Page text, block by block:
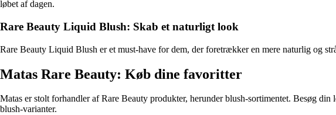
løbet af dagen.
Rare Beauty Liquid Blush: Skab et naturligt look
Rare Beauty Liquid Blush er et must-have for dem, der foretrækker en mere naturlig og
Matas Rare Beauty: Køb dine favoritter
Matas er stolt forhandler af Rare Beauty produkter, herunder blush-sortimentet. Besøg
blush-varianter.